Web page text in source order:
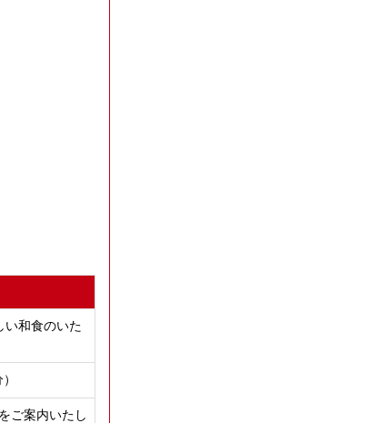
い和食のいた
ご案内いたし